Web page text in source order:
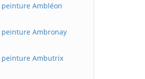
Ambléon
Ambronay
Ambutrix